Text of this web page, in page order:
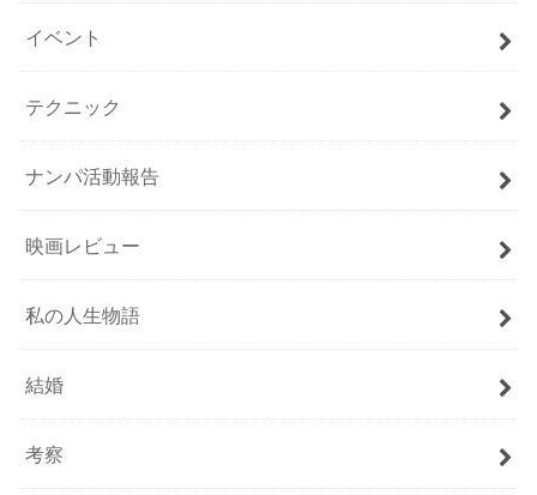
イベント
テクニック
ナンパ活動報告
映画レビュー
私の人生物語
結婚
考察